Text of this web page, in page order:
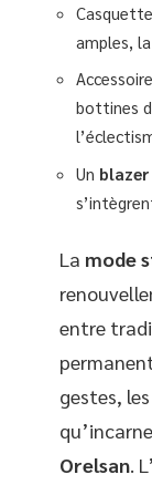
amples,
bottines
Un
La mode
entre
gestes,
Orelsan.